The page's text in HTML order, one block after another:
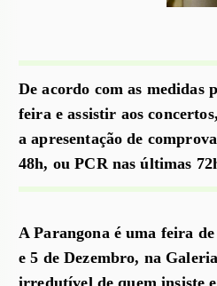
De acordo com as medidas
feira e assistir aos
a apresentação de
48h, ou PCR nas últimas
A Parangona é uma feira
e 5 de Dezembro, na